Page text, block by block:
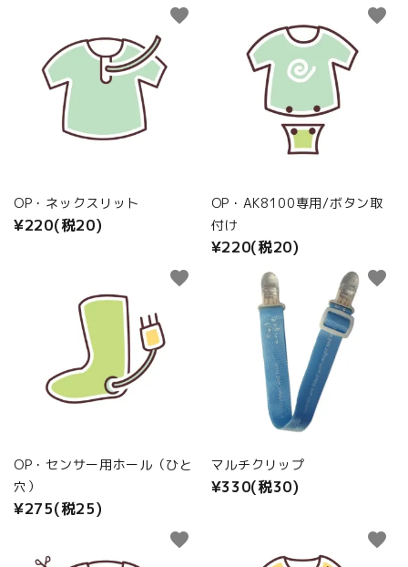
OP・ネックスリット
¥220(税20)
favorite
OP・AK8100専用/ボタン取
付け
¥220(税20)
favorite
OP・センサー用ホール（ひと
穴）
¥275(税25)
favorite
マルチクリップ
¥330(税30)
favorite
favorite favorite